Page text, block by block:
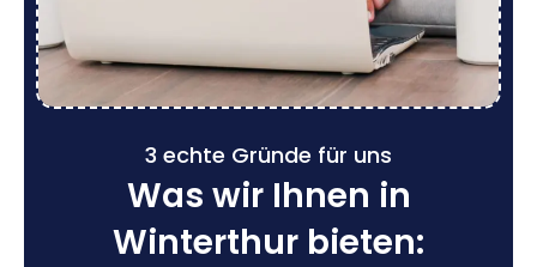
3 echte Gründe für uns
Was wir Ihnen in
Winterthur bieten: